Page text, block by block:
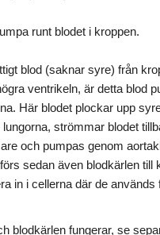
runt blodet i kroppen.
blod (saknar syre) från
ventrikeln, är detta blod
Här blodet plockar upp
strömmar blodet
och pumpas genom
sedan även blodkärlen till
in i cellerna där de
blodkärlen fungerar, se